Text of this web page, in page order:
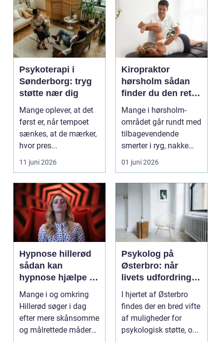
Psykoterapi i
Sønderborg: tryg
støtte nær dig
Mange oplever, at det
først er, når tempoet
sænkes, at de mærker,
hvor pres...
11 juni 2026
Kiropraktor
hørsholm sådan
finder du den rette
behandling i
nordsjælland
Mange i hørsholm-
området går rundt med
tilbagevendende
smerter i ryg, nakke
eller hoved uden at få
d...
01 juni 2026
Hypnose hillerød
sådan kan
hypnose hjælpe i
hverdagen
Mange i og omkring
Hillerød søger i dag
efter mere skånsomme
og målrettede måder
Psykolog på
Østerbro: når
livets udfordringer
kræver
professionel støtte
I hjertet af Østerbro
findes der en bred vifte
af muligheder for
psykologisk støtte, o...